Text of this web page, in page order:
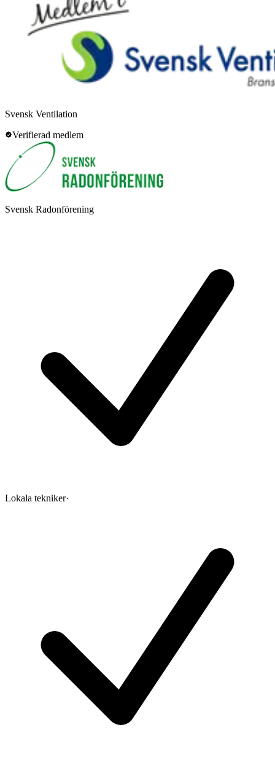
Svensk Ventilation
Verifierad medlem
Svensk Radonförening
Lokala tekniker·